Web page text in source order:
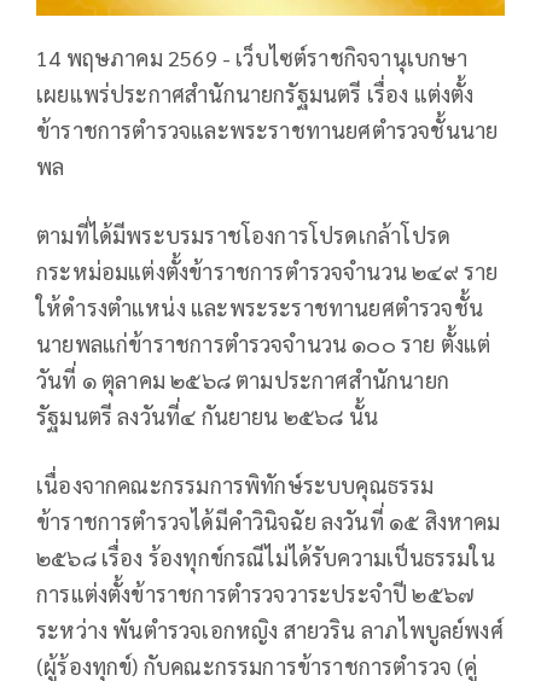
14 พฤษภาคม 2569 - เว็บไซต์ราชกิจจานุเบกษา
เผยแพร่ประกาศสำนักนายกรัฐมนตรี เรื่อง แต่งตั้ง
ข้าราชการตำรวจและพระราชทานยศตำรวจชั้นนาย
พล
ตามที่ได้มีพระบรมราชโองการโปรดเกล้าโปรด
กระหม่อมแต่งตั้งข้าราชการตำรวจจำนวน ๒๔๙ ราย
ให้ดำรงตำแหน่ง และพระระราชทานยศตำรวจชั้น
นายพลแก่ข้าราชการตำรวจจำนวน ๑๐๐ ราย ตั้งแต่
วันที่ ๑ ตุลาคม ๒๕๖๘ ตามประกาศสำนักนายก
รัฐมนตรี ลงวันที่๔ กันยายน ๒๕๖๘ นั้น
เนื่องจากคณะกรรมการพิทักษ์ระบบคุณธรรม
ข้าราชการตำรวจได้มีคำวินิจฉัย ลงวันที่ ๑๕ สิงหาคม
๒๕๖๘ เรื่อง ร้องทุกข์กรณีไม่ได้รับความเป็นธรรมใน
การแต่งตั้งข้าราชการตำรวจวาระประจำปี ๒๕๖๗
ระหว่าง พันตำรวจเอกหญิง สายวริน ลาภไพบูลย์พงศ์
(ผู้ร้องทุกข์) กับคณะกรรมการข้าราชการตำรวจ (คู่